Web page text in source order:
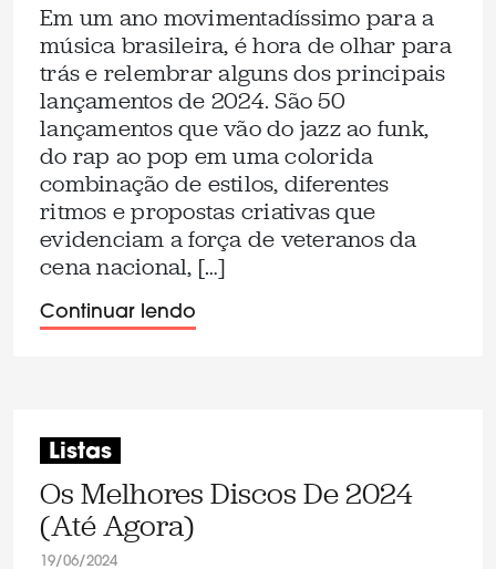
Em um ano movimentadíssimo para a
música brasileira, é hora de olhar para
trás e relembrar alguns dos principais
lançamentos de 2024. São 50
lançamentos que vão do jazz ao funk,
do rap ao pop em uma colorida
combinação de estilos, diferentes
ritmos e propostas criativas que
evidenciam a força de veteranos da
cena nacional, […]
Continuar lendo
Listas
Os Melhores Discos De 2024
(Até Agora)
19/06/2024